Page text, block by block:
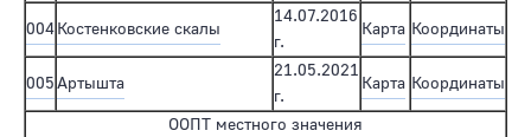
004Костенковские скалы
14.07.2016
г.
Карта Координаты
005Артышта
21.05.2021
г.
Карта Координаты
ООПТ местного значения